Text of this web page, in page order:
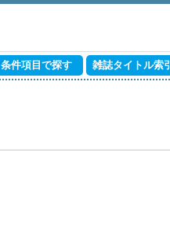
条件項目で探す 雑誌タイトル索引